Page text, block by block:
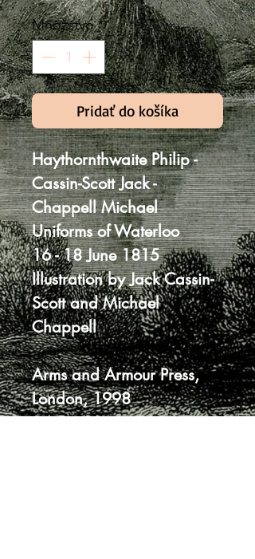
Množstvo*
Pridať do košíka
Haythornthwaite Philip -
Cassin-Scott Jack -
Chappell Michael
Uniforms of Waterloo
16 - 18 June 1815
Illustration by Jack Cassin-
Scott and Michael
Chappell
Arms and Armour Press,
London, 1998
24,5 x 19 cm, 190 strán